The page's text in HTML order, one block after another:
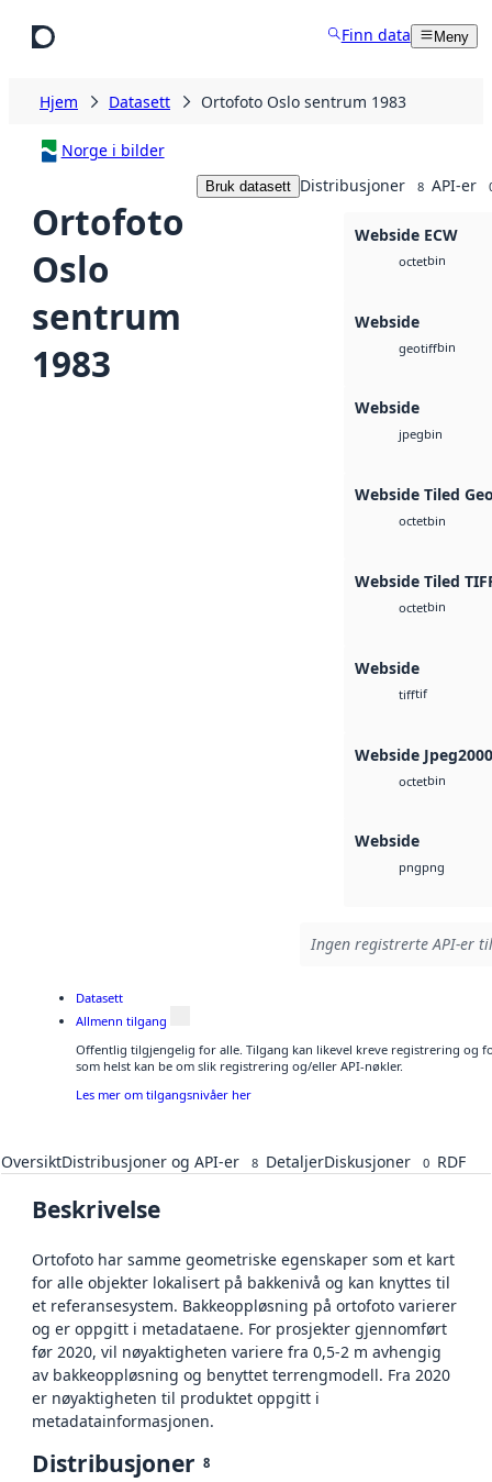
Finn data Meny
Hjem Datasett Ortofoto Oslo sentrum 1983
Norge i bilder
Ortofoto
Oslo
sentrum
1983
Bruk datasett Distribusjoner 8 API-er
Webside ECW
octetbin
Webside
geotiffbin
Webside
jpegbin
Webside Tiled
octetbin
Webside Tiled
octetbin
Webside
tifftif
Webside Jpeg2000
octetbin
Webside
pngpng
Ingen registrerte API-er
Datasett
Allmenn tilgang
Offentlig tilgjengelig for alle. Tilgang kan likevel kreve registrering og
som helst kan be om slik registrering og/eller API-nøkler.
Les mer om tilgangsnivåer her
OversiktDistribusjoner og API-er 8 DetaljerDiskusjoner 0 RDF
Beskrivelse
Ortofoto har samme geometriske egenskaper som et kart
for alle objekter lokalisert på bakkenivå og kan knyttes til
et referansesystem. Bakkeoppløsning på ortofoto varierer
og er oppgitt i metadataene. For prosjekter gjennomført
før 2020, vil nøyaktigheten variere fra 0,5-2 m avhengig
av bakkeoppløsning og benyttet terrengmodell. Fra 2020
er nøyaktigheten til produktet oppgitt i
metadatainformasjonen.
Distribusjoner 8